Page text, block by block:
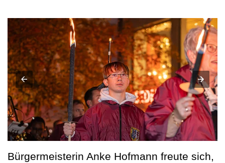
Bürgermeisterin Anke Hofmann freute sich,